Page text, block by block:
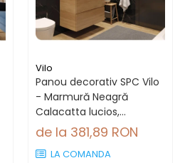
Vilo
Panou decorativ SPC Vilo
- Marmură Neagră
Calacatta lucios,
1200×600×4 mm, 2.88
mp/cutie (4 panouri)
de la 381,89 RON
LA COMANDA